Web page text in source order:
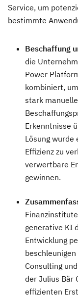
Service, um
bestimmte
Beschaffung
die
Power
kombiniert,
stark
Erkenntnisse
Lösung
Effizienz zu
verwertbare
gewinnen.
generative KI
Entwicklung
Consulting
der Julius Bär
effizienten